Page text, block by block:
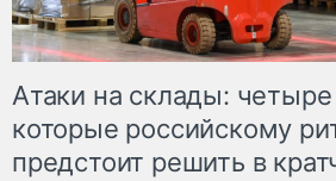
Атаки на склады: четыре
которые российскому
предстоит решить в